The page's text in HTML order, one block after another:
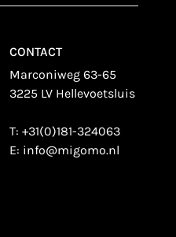
CONTACT
Marconiweg 63-65
3225 LV Hellevoetsluis
T: +31(0)181-324063
E: info@migomo.nl